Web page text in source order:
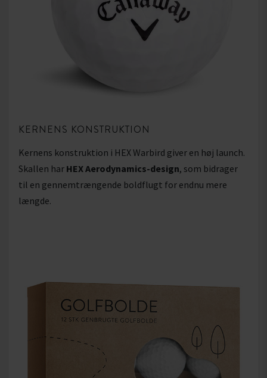
KERNENS KONSTRUKTION
Kernens konstruktion i HEX Warbird giver en høj launch.
Skallen har HEX Aerodynamics-design, som bidrager
til en gennemtrængende boldflugt for endnu mere
længde.